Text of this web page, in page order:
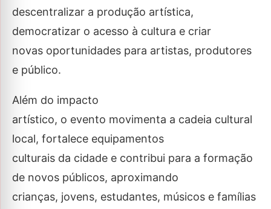
descentralizar a produção artística,
democratizar o acesso à cultura e criar
novas oportunidades para artistas, produtores
e público.
Além do impacto
artístico, o evento movimenta a cadeia cultural
local, fortalece equipamentos
culturais da cidade e contribui para a formação
de novos públicos, aproximando
crianças, jovens, estudantes, músicos e famílias